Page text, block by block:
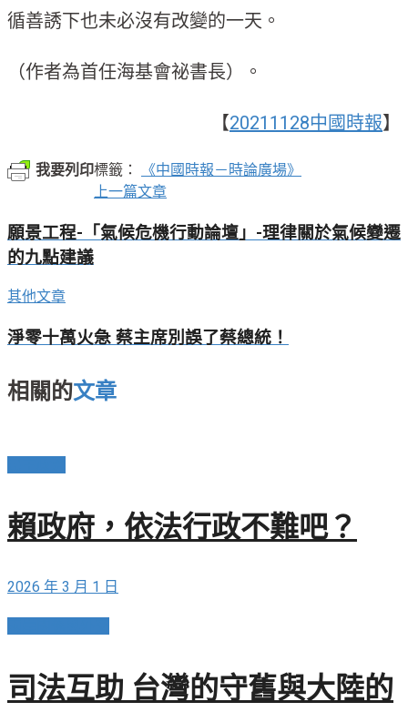
循善誘下也未必沒有改變的一天。
（作者為首任海基會祕書長）。
【20211128中國時報】
我要列印標籤：
《中國時報－時論廣場》
上一篇文章
願景工程-「氣候危機行動論壇」-理律關於氣候變遷
的九點建議
其他文章
淨零十萬火急 蔡主席別誤了蔡總統！
相關的文章
賴政府，依法行政不難吧？
2026 年 3 月 1 日
司法互助 台灣的守舊與大陸的